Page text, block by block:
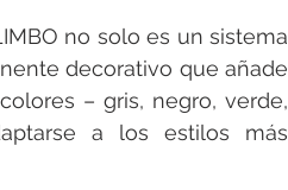
no solo es un sistema
decorativo que añade
– gris, negro, verde,
a los estilos más